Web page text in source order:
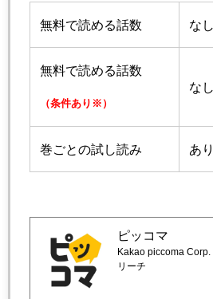
無料で読める話数 なし
無料で読める話数
（条件あり※）
なし
巻ごとの試し読み あり
ピッコマ
Kakao piccoma Corp.
リーチ